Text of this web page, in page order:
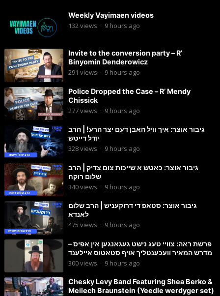
Weekly Vayimaen videos
132views · 9 hours ago
Invite to the conversion party – R’
Binyomin Denderowicz
291 views · 9 hours ago
Police Dropped the Case – R’ Mendy
Chissick
277views · 9 hours ago
גיבור אוצר: איך וויל האבן דעם יצר הרע! | הרב
יודל דייטש
328views · 9 hours ago
גיבור אוצר: כאטש א שייכות צום צדיק | הרב
שלום רוקח
340views · 9 hours ago
גיבור אוצר: סטאפ די דרוקעניש | הרב שלום
לאנדא
475 views · 9 hours ago
פרשת ראה: צוויי טעג נישט געגאנגען אין אפיס –
מדרש המאיר וועכענטליך אויף סטאטוס איילענד
300views · 9 hours ago
Chesky Levy Band Featuring Shea Berko &
Meilech Braunstein (Yeedle werdyger set)